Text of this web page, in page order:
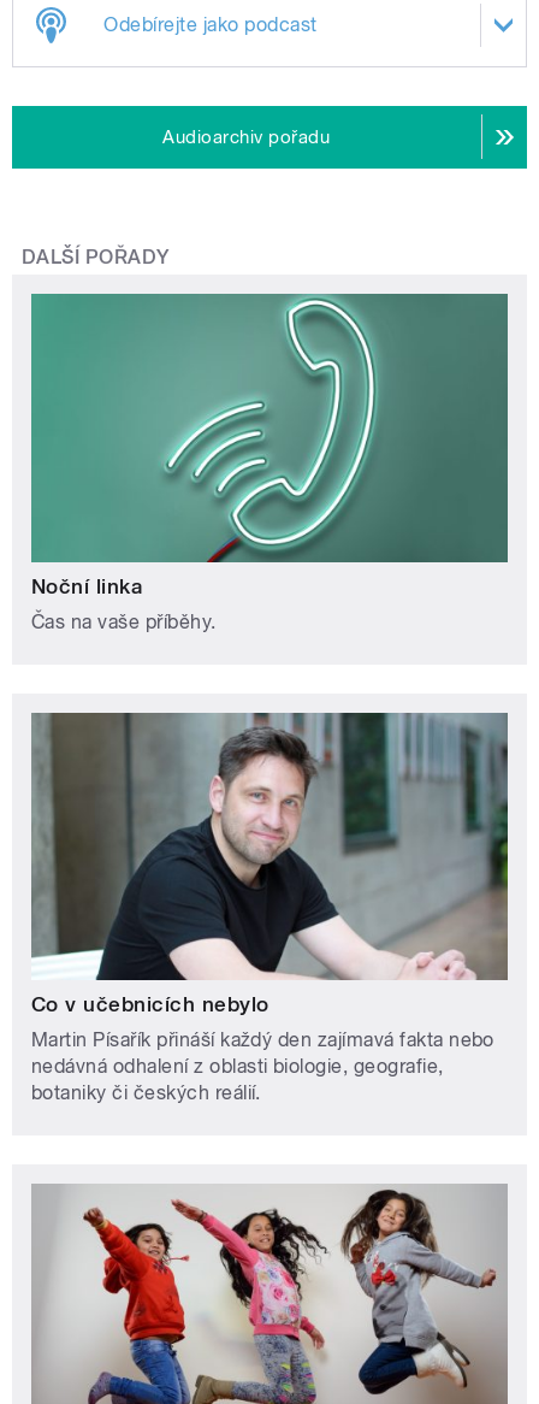
Odebírejte jako podcast
Audioarchiv pořadu
DALŠÍ POŘADY
Noční linka
Čas na vaše příběhy.
Co v učebnicích nebylo
Martin Písařík přináší každý den zajímavá fakta nebo
nedávná odhalení z oblasti biologie, geografie,
botaniky či českých reálií.